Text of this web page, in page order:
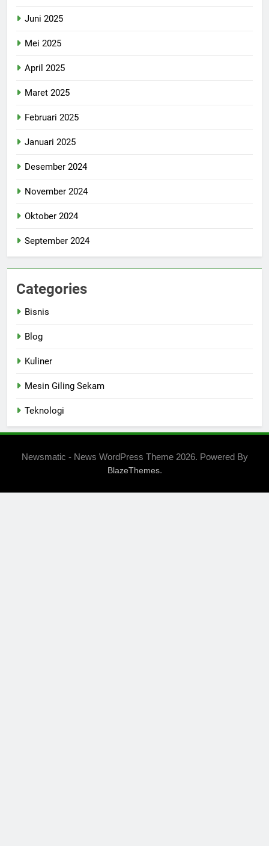
Juni 2025
Mei 2025
April 2025
Maret 2025
Februari 2025
Januari 2025
Desember 2024
November 2024
Oktober 2024
September 2024
Categories
Bisnis
Blog
Kuliner
Mesin Giling Sekam
Teknologi
Newsmatic - News WordPress Theme 2026. Powered By
BlazeThemes.